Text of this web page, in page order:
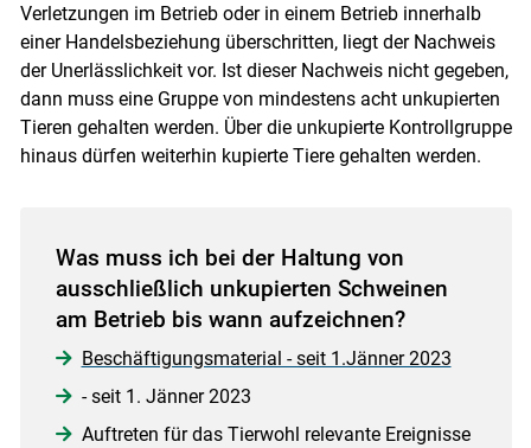
Verletzungen im Betrieb oder in einem Betrieb innerhalb
einer Handelsbeziehung überschritten, liegt der Nachweis
der Unerlässlichkeit vor. Ist dieser Nachweis nicht gegeben,
dann muss eine Gruppe von mindestens acht unkupierten
Tieren gehalten werden. Über die unkupierte Kontrollgruppe
hinaus dürfen weiterhin kupierte Tiere gehalten werden.
Was muss ich bei der Haltung von
ausschließlich unkupierten Schweinen
am Betrieb bis wann aufzeichnen?
Beschäftigungsmaterial - seit 1.Jänner 2023
- seit 1. Jänner 2023
Auftreten für das Tierwohl relevante Ereignisse